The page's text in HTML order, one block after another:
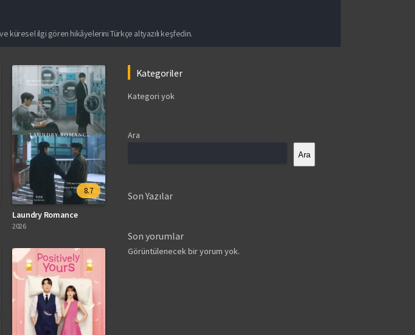
küresel ilgi gören hikâyelerini Türkçe altyazılı keşfedin.
8.7
Laundry Romance
2026
Kategoriler
Kategori yok
Ara
Ara
Son Yazılar
Son yorumlar
Görüntülenecek bir yorum yok.